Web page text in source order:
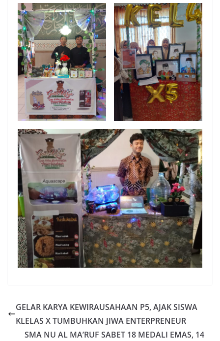
GELAR KARYA KEWIRAUSAHAAN P5, AJAK SISWA
KLELAS X TUMBUHKAN JIWA ENTERPRENEUR
SMA NU AL MA’RUF SABET 18 MEDALI EMAS, 14